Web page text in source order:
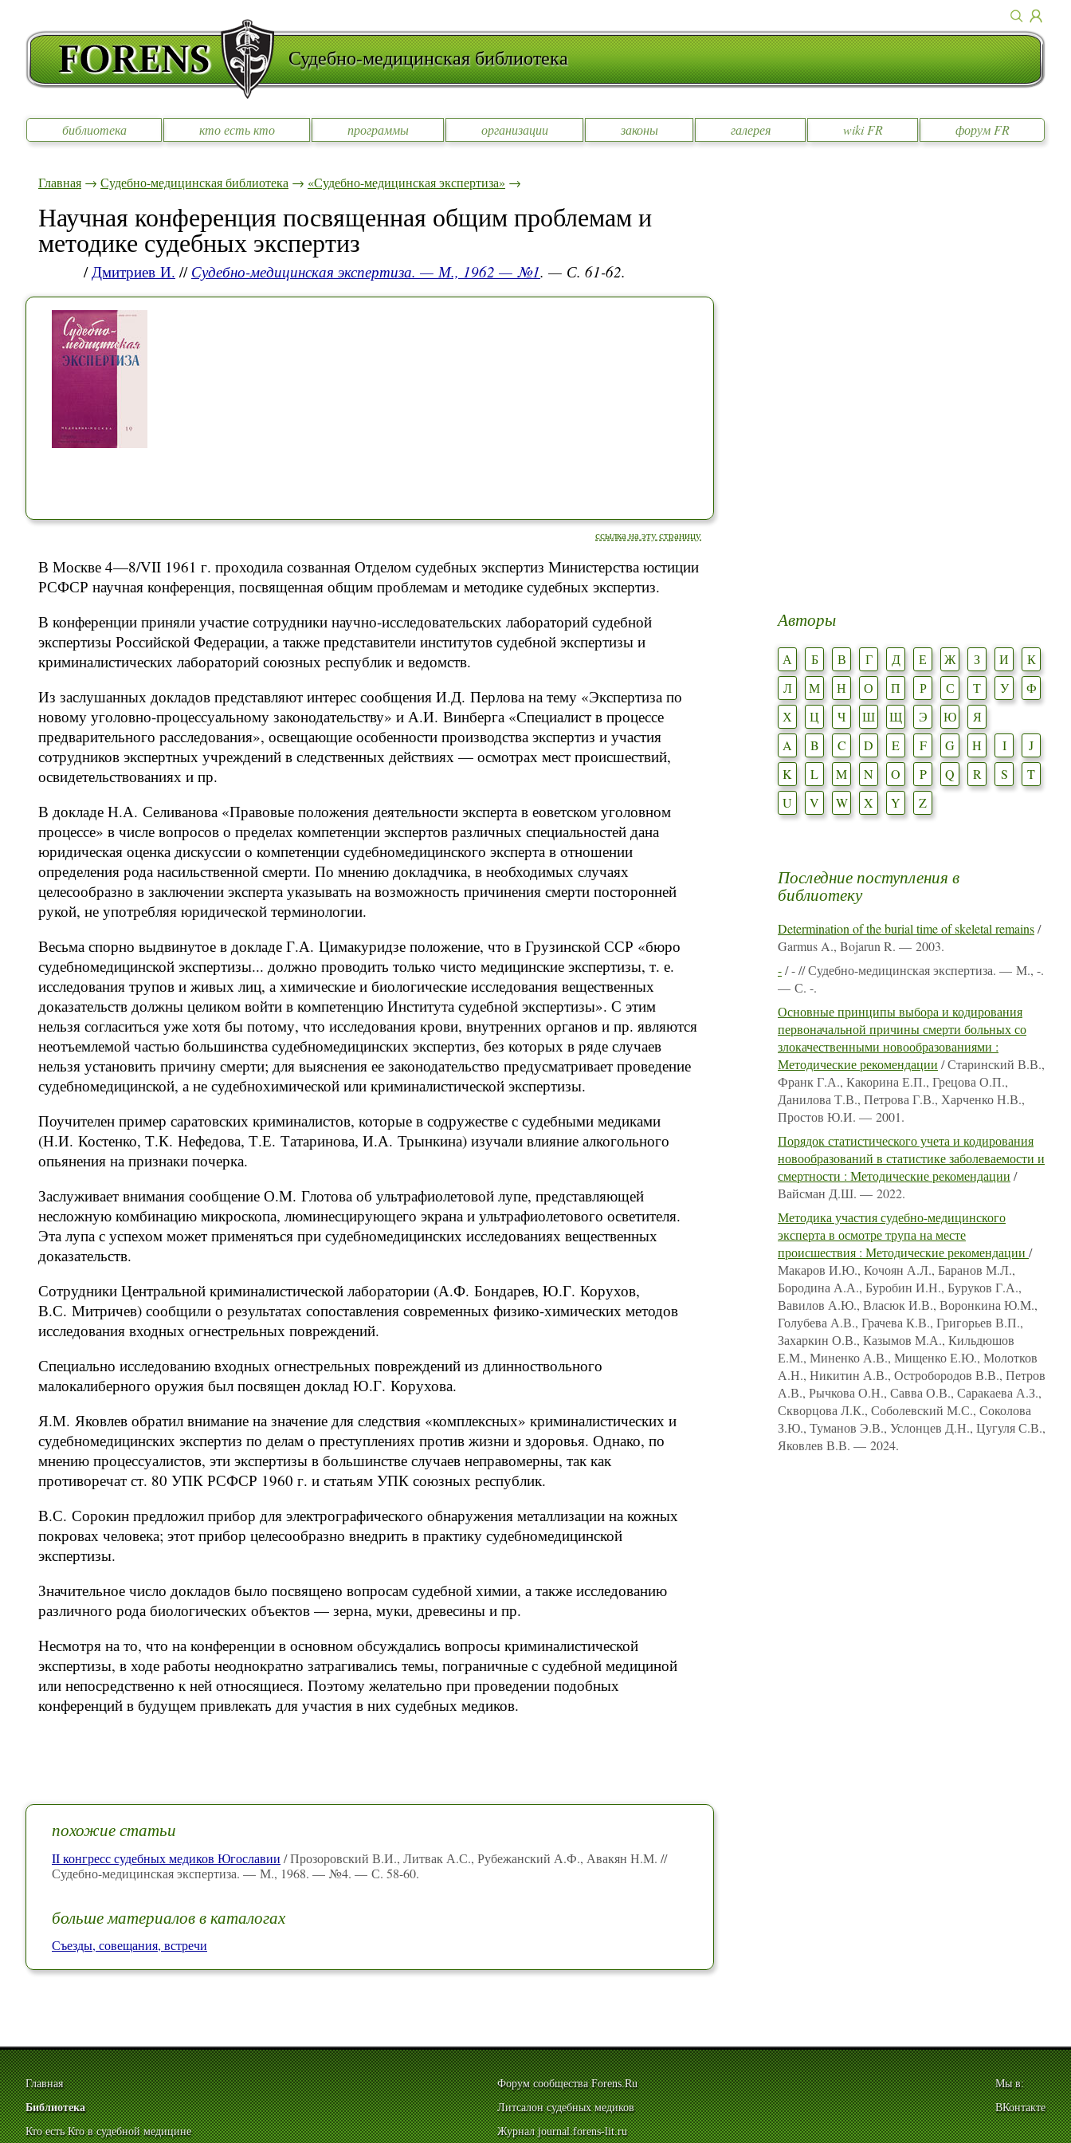
Судебно-медицинская библиотека
библиотека кто есть кто программы организации законы галерея wiki FR форум FR
Главная → Судебно-медицинская библиотека → «Судебно-медицинская экспертиза» →
Научная конференция посвященная общим проблемам и
методике судебных экспертиз
/Дмитриев И. // Судебно-медицинская экспертиза. — М., 1962 — №1. — С. 61-62.
ссылка на эту страницу
В Москве 4—8/VII 1961 г. проходила созванная Отделом судебных экспертиз Министерства юстиции
РСФСР научная конференция, посвященная общим проблемам и методике судебных экспертиз.
В конференции приняли участие сотрудники научно-исследовательских лабораторий судебной
экспертизы Российской Федерации, а также представители институтов судебной экспертизы и
криминалистических лабораторий союзных республик и ведомств.
Из заслушанных докладов представляют интерес сообщения И.Д. Перлова на тему «Экспертиза по
новому уголовно-процессуальному законодательству» и А.И. Винберга «Специалист в процессе
предварительного расследования», освещающие особенности производства экспертиз и участия
сотрудников экспертных учреждений в следственных действиях — осмотрах мест происшествий,
освидетельствованиях и пр.
В докладе Н.А. Селиванова «Правовые положения деятельности эксперта в еоветском уголовном
процессе» в числе вопросов о пределах компетенции экспертов различных специальностей дана
юридическая оценка дискуссии о компетенции судебномедицинского эксперта в отношении
определения рода насильственной смерти. По мнению докладчика, в необходимых случаях
целесообразно в заключении эксперта указывать на возможность причинения смерти посторонней
рукой, не употребляя юридической терминологии.
Весьма спорно выдвинутое в докладе Г.А. Цимакуридзе положение, что в Грузинской ССР «бюро
судебномедицинской экспертизы... должно проводить только чисто медицинские экспертизы, т. е.
исследования трупов и живых лиц, а химические и биологические исследования вещественных
доказательств должны целиком войти в компетенцию Института судебной экспертизы». С этим
нельзя согласиться уже хотя бы потому, что исследования крови, внутренних органов и пр. являются
неотъемлемой частью большинства судебномедицинских экспертиз, без которых в ряде случаев
нельзя установить причину смерти; для выяснения ее законодательство предусматривает проведение
судебномедицинской, а не судебнохимической или криминалистической экспертизы.
Поучителен пример саратовских криминалистов, которые в содружестве с судебными медиками
(Н.И. Костенко, Т.К. Нефедова, Т.Е. Татаринова, И.А. Трынкина) изучали влияние алкогольного
опьянения на признаки почерка.
Заслуживает внимания сообщение О.М. Глотова об ультрафиолетовой лупе, представляющей
несложную комбинацию микроскопа, люминесцирующего экрана и ультрафиолетового осветителя.
Эта лупа с успехом может применяться при судебномедицинских исследованиях вещественных
доказательств.
Сотрудники Центральной криминалистической лаборатории (А.Ф. Бондарев, Ю.Г. Корухов,
В.С. Митричев) сообщили о результатах сопоставления современных физико-химических методов
исследования входных огнестрельных повреждений.
Специально исследованию входных огнестрельных повреждений из длинноствольного
малокалиберного оружия был посвящен доклад Ю.Г. Корухова.
Я.М. Яковлев обратил внимание на значение для следствия «комплексных» криминалистических и
судебномедицинских экспертиз по делам о преступлениях против жизни и здоровья. Однако, по
мнению процессуалистов, эти экспертизы в большинстве случаев неправомерны, так как
противоречат ст. 80 УПК РСФСР 1960 г. и статьям УПК союзных республик.
В.С. Сорокин предложил прибор для электрографического обнаружения металлизации на кожных
покровах человека; этот прибор целесообразно внедрить в практику судебномедицинской
экспертизы.
Значительное число докладов было посвящено вопросам судебной химии, а также исследованию
различного рода биологических объектов — зерна, муки, древесины и пр.
Несмотря на то, что на конференции в основном обсуждались вопросы криминалистической
экспертизы, в ходе работы неоднократно затрагивались темы, пограничные с судебной медициной
или непосредственно к ней относящиеся. Поэтому желательно при проведении подобных
конференций в будущем привлекать для участия в них судебных медиков.
похожие статьи
II конгресс судебных медиков Югославии / Прозоровский В.И., Литвак А.С., Рубежанский А.Ф., Авакян Н.М. //
Судебно-медицинская экспертиза. — М., 1968. — №4. — С. 58-60.
больше материалов в каталогах
Съезды, совещания, встречи
Авторы
А Б В Г Д Е Ж З И
К
Л
М Н О П Р С Т У
Ф
Х
Ц Ч Ш Щ Э Ю
Я
A
B C D E F G H I
J
K
L M N O P Q R S
T
U
V W X Y Z
Последние поступления в
библиотеку
Determination of the burial time of skeletal remains/
Garmus A., Bojarun R. — 2003.
-/ - // Судебно-медицинская экспертиза. — М., -.
— С. -.
Основные принципы выбора и кодирования
первоначальной причины смерти больных со
злокачественными новообразованиями :
Методические рекомендации / Старинский В.В.,
Франк Г.А., Какорина Е.П., Грецова О.П.,
Данилова Т.В., Петрова Г.В., Харченко Н.В.,
Простов Ю.И. — 2001.
Порядок статистического учета и кодирования
новообразований в статистике заболеваемости и
смертности : Методические рекомендации /
Вайсман Д.Ш. — 2022.
Методика участия судебно-медицинского
эксперта в осмотре трупа на месте
происшествия : Методические рекомендации /
Макаров И.Ю., Кочоян А.Л., Баранов М.Л.,
Бородина А.А., Буробин И.Н., Буруков Г.А.,
Вавилов А.Ю., Власюк И.В., Воронкина Ю.М.,
Голубева А.В., Грачева К.В., Григорьев В.П.,
Захаркин О.В., Казымов М.А., Кильдюшов
Е.М., Миненко А.В., Мищенко Е.Ю., Молотков
А.Н., Никитин А.В., Остробородов В.В., Петров
А.В., Рычкова О.Н., Савва О.В., Саракаева А.З.,
Скворцова Л.К., Соболевский М.С., Соколова
З.Ю., Туманов Э.В., Услонцев Д.Н., Цугуля С.В.,
Яковлев В.В. — 2024.
Главная
Библиотека
Кто есть Кто в судебной медицине
Форум сообщества Forens.Ru
Литсалон судебных медиков
Журнал journal.forens-lit.ru
Мы в:
ВКонтакте